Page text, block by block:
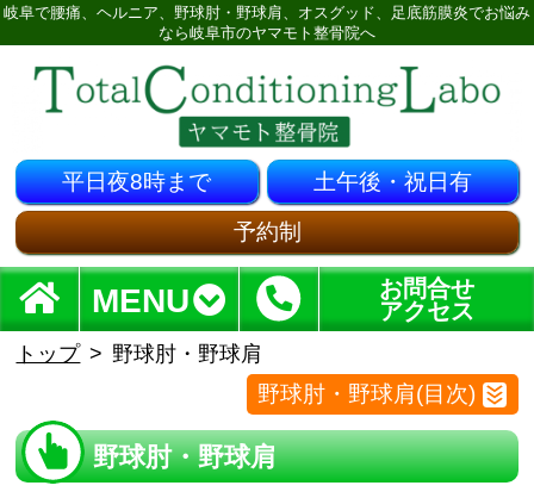
岐阜で腰痛、ヘルニア、野球肘・野球肩、オスグッド、足底筋膜炎でお悩み
なら岐阜市のヤマモト整骨院へ
平日夜8時まで 土午後・祝日有
予約制
MENU
お問合せ
アクセス
トップ 野球肘・野球肩
野球肘・野球肩(目次)
野球肘・野球肩